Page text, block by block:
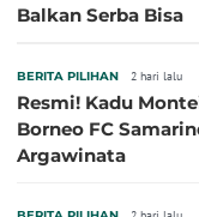
Balkan Serba Bisa
BERITA PILIHAN 2 hari lalu
Resmi! Kadu
Borneo FC
Argawinata